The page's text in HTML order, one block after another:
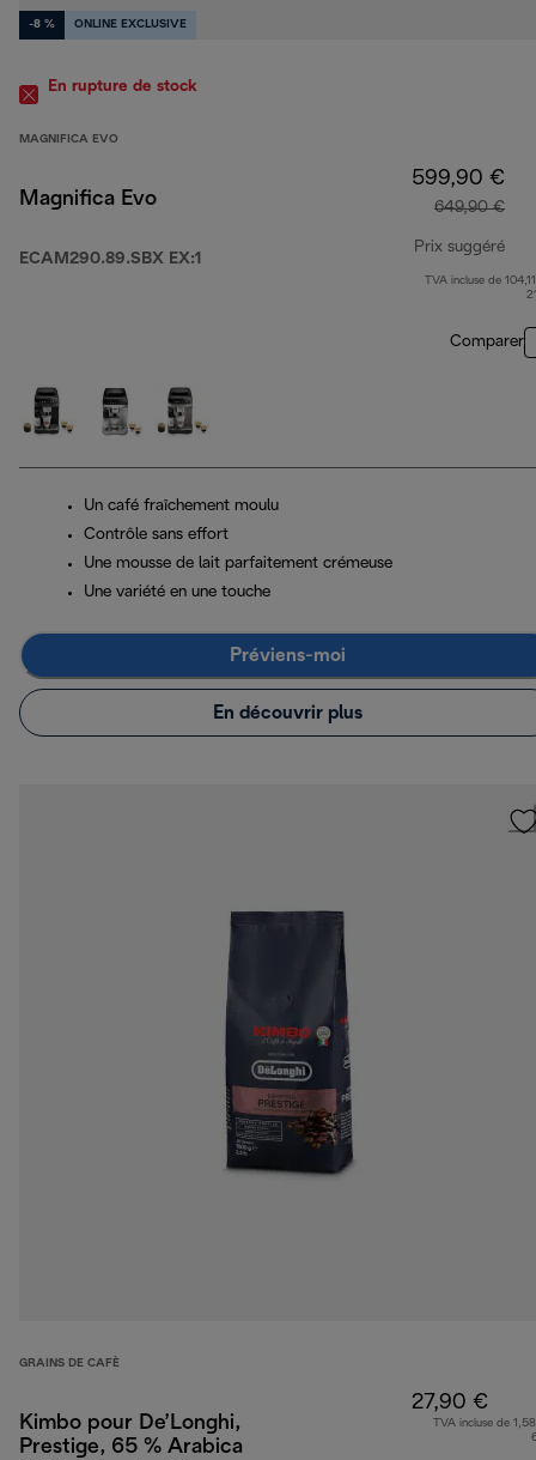
-8 % ONLINE EXCLUSIVE
En rupture de stock
MAGNIFICA EVO
Magnifica Evo
ECAM290.89.SBX EX:1
599,90 €
649,90 €
Prix suggéré
TVA incluse de
Comparer
Un café fraîchement moulu
Contrôle sans effort
Une mousse de lait parfaitement crémeuse
Une variété en une touche
Préviens-moi
En découvrir plus
GRAINS DE CAFÈ
Kimbo pour De’Longhi,
Prestige, 65 % Arabica
27,90 €
TVA incluse de